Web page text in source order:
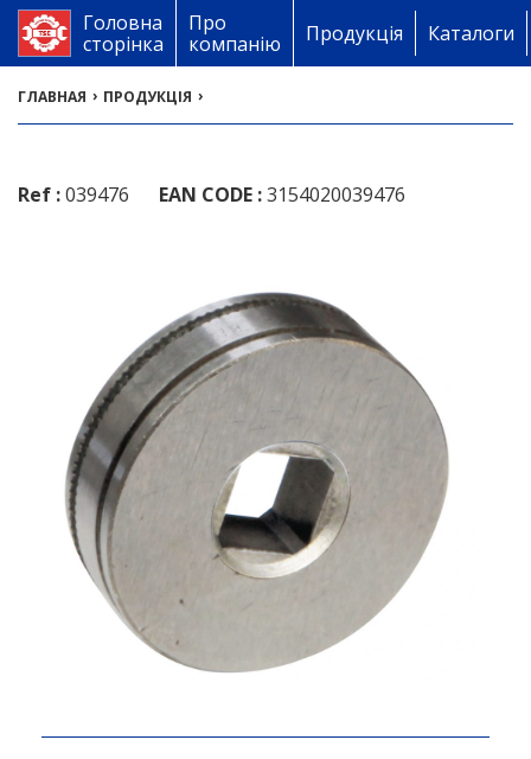
Головна
сторінка
Про
компанію
Продукція Каталоги
ГЛАВНАЯ › ПРОДУКЦІЯ ›
Ref :039476 EAN CODE :3154020039476